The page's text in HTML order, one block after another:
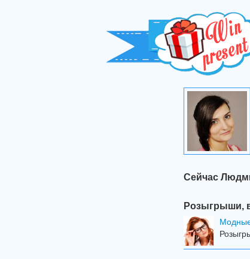
Сейчас
Розыгрыши,